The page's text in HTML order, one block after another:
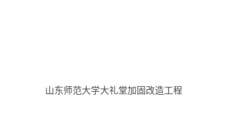
山东师范大学大礼堂加固改造工程